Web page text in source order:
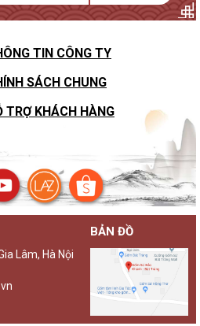
TIN CÔNG TY
SÁCH CHUNG
TRỢ KHÁCH HÀNG
Lâm, Hà Nội
BẢN ĐỒ